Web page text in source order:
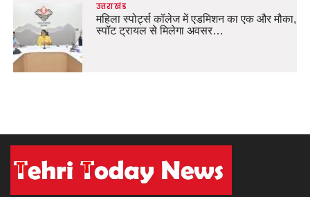
उत्तराखंड
महिला स्पोर्ट्स कॉलेज में एडमिशन का एक और मौका,
स्पॉट ट्रायल से मिलेगा अवसर…